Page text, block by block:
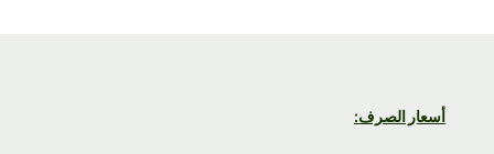
أسعار الصرف: